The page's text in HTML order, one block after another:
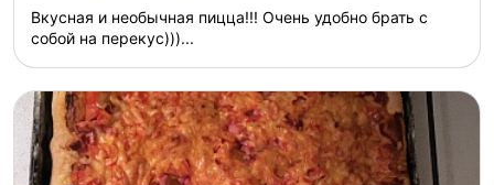
Вкусная и необычная пицца!!! Очень удобно брать с
собой на перекус)))...